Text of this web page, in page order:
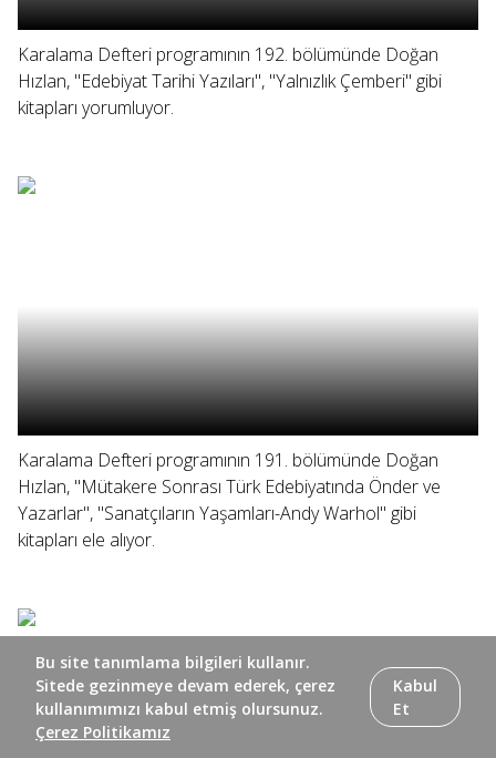
Karalama Defteri programının 192. bölümünde Doğan
Hızlan, "Edebiyat Tarihi Yazıları", "Yalnızlık Çemberi" gibi
kitapları yorumluyor.
Karalama Defteri programının 191. bölümünde Doğan
Hızlan, "Mütakere Sonrası Türk Edebiyatında Önder ve
Yazarlar", "Sanatçıların Yaşamları-Andy Warhol" gibi
kitapları ele alıyor.
Bu site tanımlama bilgileri kullanır.
Sitede gezinmeye devam ederek, çerez
kullanımımızı kabul etmiş olursunuz.
Çerez Politikamız
Kabul
Et